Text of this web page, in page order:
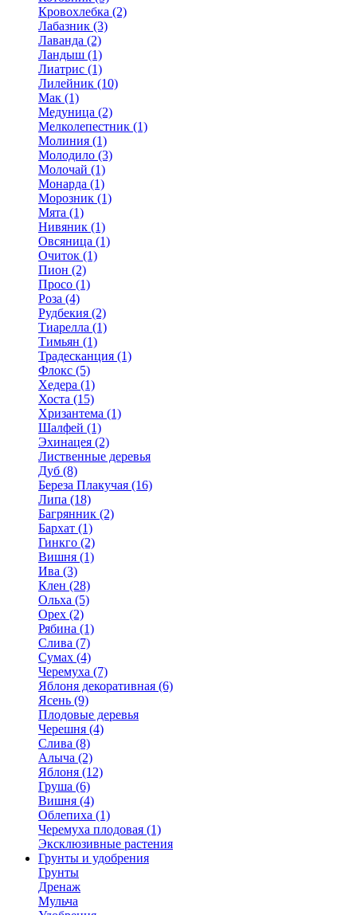
Кровохлебка (2)
Лабазник (3)
Лаванда (2)
Ландыш (1)
Лиатрис (1)
Лилейник (10)
Мак (1)
Медуница (2)
Мелколепестник (1)
Молиния (1)
Молодило (3)
Молочай (1)
Монарда (1)
Морозник (1)
Мята (1)
Нивяник (1)
Овсяница (1)
Очиток (1)
Пион (2)
Просо (1)
Роза (4)
Рудбекия (2)
Тиарелла (1)
Тимьян (1)
Традесканция (1)
Флокс (5)
Хедера (1)
Хоста (15)
Хризантема (1)
Шалфей (1)
Эхинацея (2)
Лиственные деревья
Дуб (8)
Береза Плакучая (16)
Липа (18)
Багрянник (2)
Бархат (1)
Гинкго (2)
Вишня (1)
Ива (3)
Клен (28)
Ольха (5)
Орех (2)
Рябина (1)
Слива (7)
Сумах (4)
Черемуха (7)
Яблоня декоративная (6)
Ясень (9)
Плодовые деревья
Черешня (4)
Слива (8)
Алыча (2)
Яблоня (12)
Груша (6)
Вишня (4)
Облепиха (1)
Черемуха плодовая (1)
Эксклюзивные растения
Грунты и удобрения
Грунты
Дренаж
Мульча